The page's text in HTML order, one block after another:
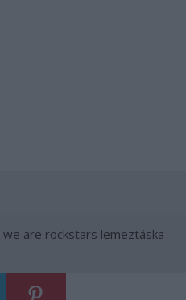
we are rockstars lemeztáska